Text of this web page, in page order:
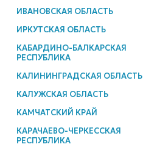
ИВАНОВСКАЯ ОБЛАСТЬ
ИРКУТСКАЯ ОБЛАСТЬ
КАБАРДИНО-БАЛКАРСКАЯ
РЕСПУБЛИКА
КАЛИНИНГРАДСКАЯ ОБЛАСТЬ
КАЛУЖСКАЯ ОБЛАСТЬ
КАМЧАТСКИЙ КРАЙ
КАРАЧАЕВО-ЧЕРКЕССКАЯ
РЕСПУБЛИКА